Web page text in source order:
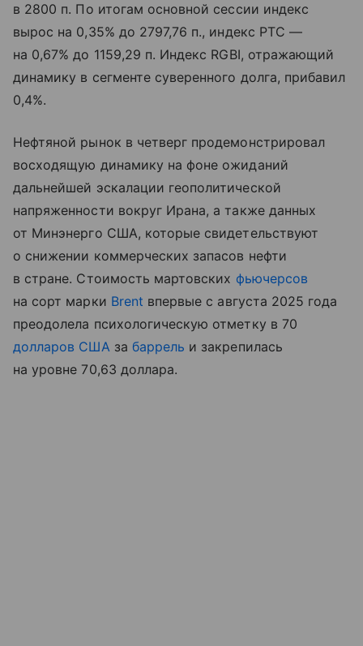
в 2800 п. По итогам основной сессии индекс
вырос на 0,35% до 2797,76 п., индекс РТС —
на 0,67% до 1159,29 п. Индекс RGBI, отражающий
динамику в сегменте суверенного долга, прибавил
0,4%.
Нефтяной рынок в четверг продемонстрировал
восходящую динамику на фоне ожиданий
дальнейшей эскалации геополитической
напряженности вокруг Ирана, а также данных
от Минэнерго США, которые свидетельствуют
о снижении коммерческих запасов нефти
в стране. Стоимость мартовских фьючерсов
на сорт марки Brent впервые с августа 2025 года
преодолела психологическую отметку в 70
долларов СШАза баррель и закрепилась
на уровне 70,63 доллара.